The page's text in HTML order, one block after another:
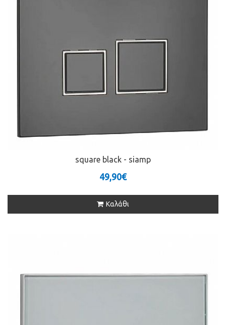
square black - siamp
49,90€
Καλάθι